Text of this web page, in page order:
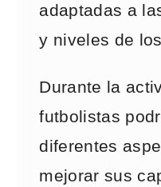
adaptadas a
y niveles de
Durante la
futbolistas
diferentes
mejorar sus